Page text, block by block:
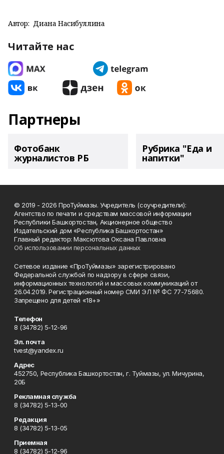
Автор: Диана Насибуллина
Читайте нас
Партнеры
Фотобанк
журналистов РБ
Рубрика "Еда и
напитки"
© 2019 - 2026 ПроТуймазы. Учредитель (соучредители):
Агентство по печати и средствам массовой информации
Республики Башкортостан, Акционерное общество
Издательский дом «Республика Башкортостан»
Главный редактор: Максютова Оксана Павловна
Об использовании персональных данных
Сетевое издание «ПроТуймазы» зарегистрировано
Федеральной службой по надзору в сфере связи,
информационных технологий и массовых коммуникаций от
26.04.2019. Регистрационный номер СМИ ЭЛ № ФС 77-75680.
Запрещено для детей «18+»
Телефон
8 (34782) 5-12-96
Эл. почта
tvest@yandex.ru
Адрес
452750, Республика Башкортостан, г. Туймазы, ул. Мичурина,
20Б
Рекламная служба
8 (34782) 5-13-00
Редакция
8 (34782) 5-13-05
Приемная
8 (34782) 5-12-96